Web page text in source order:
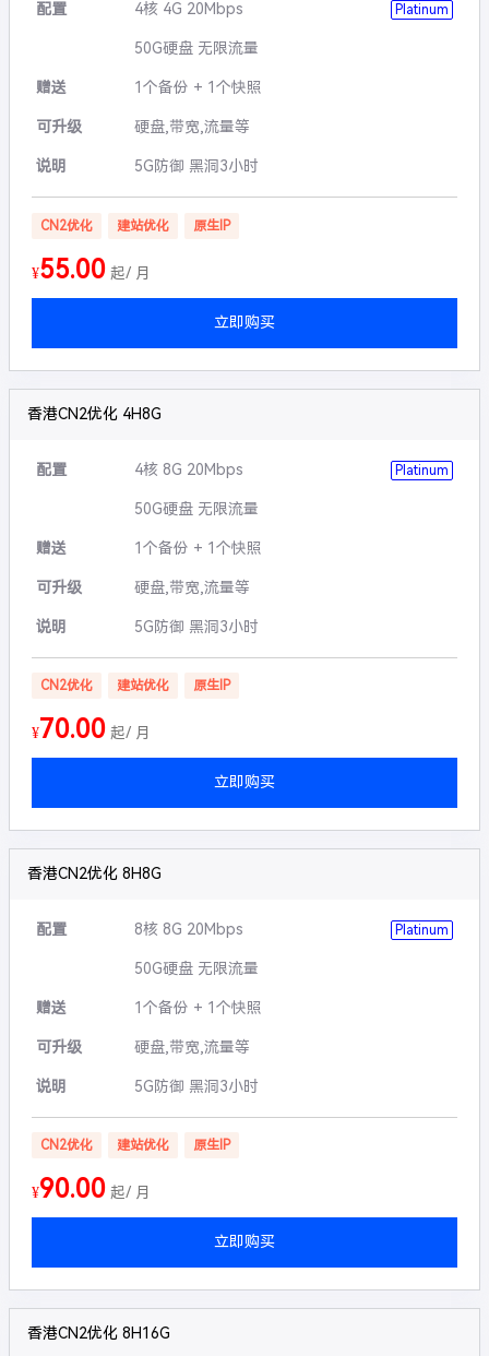
配置 4核 4G 20Mbps Platinum
50G硬盘 无限流量
赠送 1个备份 + 1个快照
可升级 硬盘,带宽,流量等
说明 5G防御 黑洞3小时
CN2优化 建站优化 原生IP
¥55.00 起/ 月
立即购买
香港CN2优化 4H8G
配置 4核 8G 20Mbps Platinum
50G硬盘 无限流量
赠送 1个备份 + 1个快照
可升级 硬盘,带宽,流量等
说明 5G防御 黑洞3小时
CN2优化 建站优化 原生IP
¥70.00 起/ 月
立即购买
香港CN2优化 8H8G
配置 8核 8G 20Mbps Platinum
50G硬盘 无限流量
赠送 1个备份 + 1个快照
可升级 硬盘,带宽,流量等
说明 5G防御 黑洞3小时
CN2优化 建站优化 原生IP
¥90.00 起/ 月
立即购买
香港CN2优化 8H16G